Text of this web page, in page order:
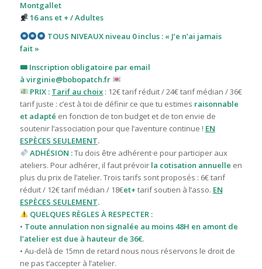
Montgallet
16 ans et + / Adultes
TOUS NIVEAUX niveau 0 inclus : « J’e n’ai jamais
fait »
🎟 Inscription obligatoire par email
à virginie@bobopatch.fr
PRIX : Tarif au choix : 12€ tarif réduit / 24€ tarif médian / 36€
tarif juste : c’est à toi de définir ce que tu estimes raisonnable
et adapté en fonction de ton budget et de ton envie de
soutenir l’association pour que l’aventure continue ! EN
ESPÈCES SEULEMENT.
ADHÉSION :Tu dois être adhérent·e pour participer aux
ateliers. Pour adhérer, il faut prévoir la cotisation annuelle en
plus du prix de l’atelier. Trois tarifs sont proposés : 6€ tarif
réduit / 12€ tarif médian / 18€et+ tarifsoutien à l’asso. EN
ESPÈCES SEULEMENT.
QUELQUES RÈGLES À RESPECTER :
• Toute annulation non signalée au moins 48H en amont de
l’atelier est due à hauteur de 36€.
• Au-delà de 15mn de retard nous nous réservons le droit de
ne pas t’accepter à l’atelier.